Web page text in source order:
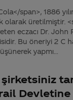
span>, 1886
olarak üretilmiştir.
eczacı Dr. John
Bu öneriyi 2 C
yapmı...